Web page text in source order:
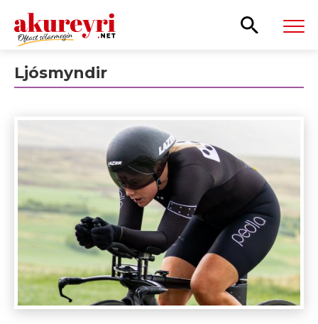
Leita
Ljósmyndir